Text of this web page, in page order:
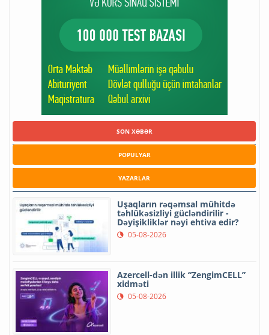
SON XƏBƏR
POPULYAR
YAZARLAR
Uşaqların rəqəmsal mühitdə
təhlükəsizliyi gücləndirilir -
Dəyişikliklər nəyi ehtiva edir?
05-08-2026
Azercell-dən illik “ZengimCELL”
xidməti
05-08-2026